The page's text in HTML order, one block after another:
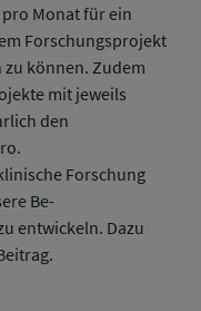
Monat für ein
Forschungsprojekt
können. Zudem
mit jeweils
den
Forschung
Be-
entwickeln. Dazu